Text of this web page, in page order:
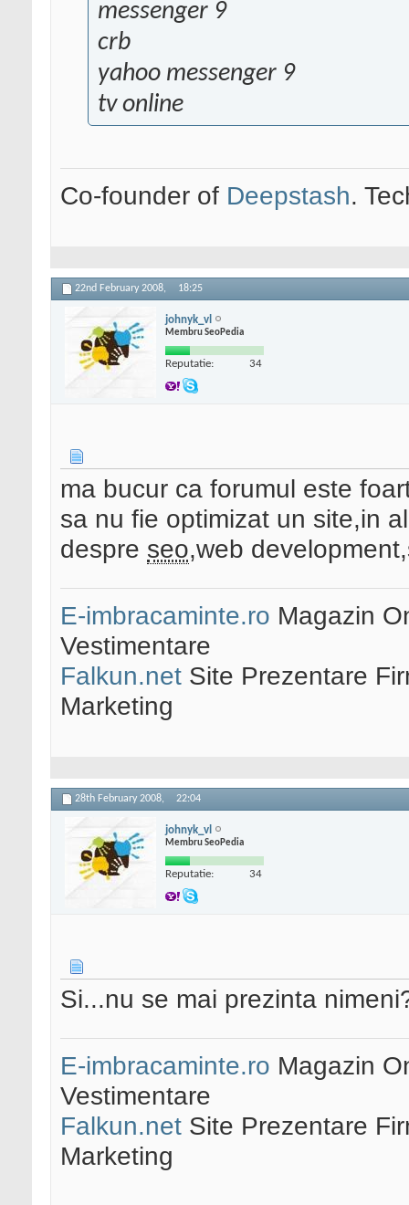
messenger 9
crb
yahoo messenger 9
tv online
Co-founder of Deepstash.
22nd February 2008, 18:25
johnyk_vl
Membru SeoPedia
Reputatie: 34
ma bucur ca forumul este
sa nu fie optimizat un site,in
despre seo,web
E-imbracaminte.ro Magazin
Vestimentare
Falkun.net Site Prezentare
Marketing
28th February 2008, 22:04
johnyk_vl
Membru SeoPedia
Reputatie: 34
Si...nu se mai prezinta
E-imbracaminte.ro Magazin
Vestimentare
Falkun.net Site Prezentare
Marketing